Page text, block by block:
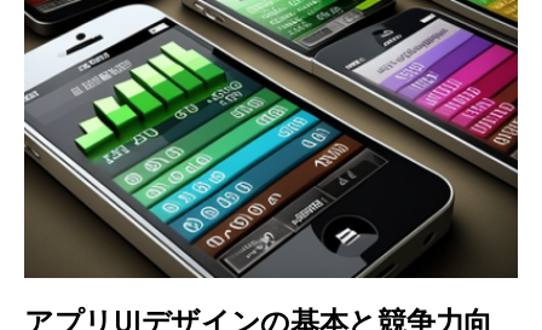
アプリUIデザインの基本と競争力向